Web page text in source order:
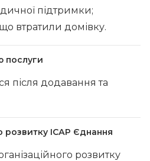
підтримки;
втратили домівку.
послуги
після додавання та
розвитку ІСАР Єднання
розвитку